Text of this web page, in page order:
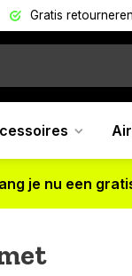
Gratis
je nu een